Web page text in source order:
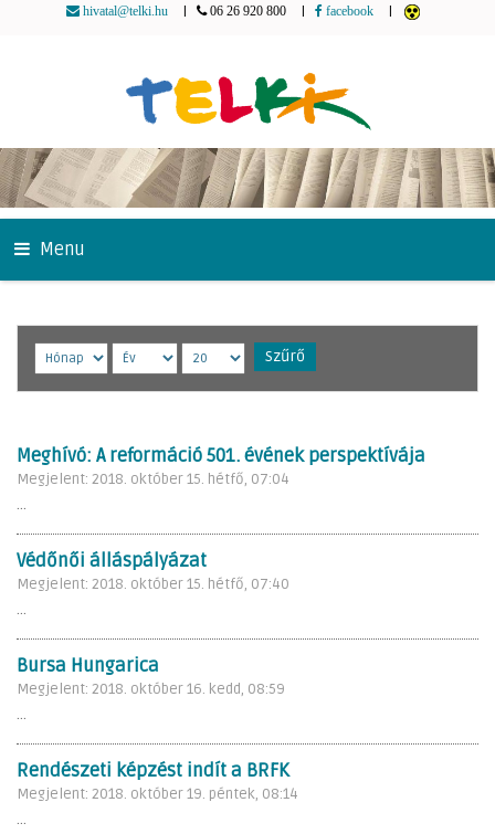
hivatal@telki.hu 06 26 920 800 facebook
Menu
Szűrő
Meghívó: A reformáció 501. évének perspektívája
Megjelent: 2018. október 15. hétfő, 07:04
...
Védőnői álláspályázat
Megjelent: 2018. október 15. hétfő, 07:40
...
Bursa Hungarica
Megjelent: 2018. október 16. kedd, 08:59
...
Rendészeti képzést indít a BRFK
Megjelent: 2018. október 19. péntek, 08:14
...